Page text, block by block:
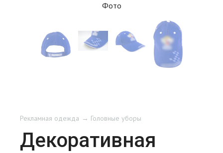
Фото
Рекламная одежда Головные уборы
Декоративная